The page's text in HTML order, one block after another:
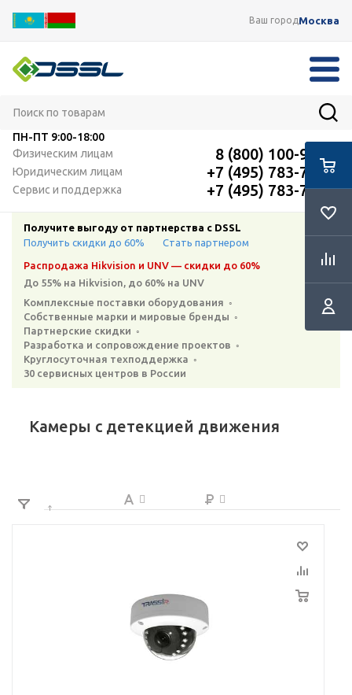
Ваш городМосква
ПН-ПТ 9:00-18:00
Физическим лицам
8 (800) 100-91-12
Юридическим лицам +7 (495) 783-72-87
Сервис и поддержка +7 (495) 783-72-87
Получите выгоду от партнерства с DSSL
Получить скидки до 60%
Стать партнером
Распродажа Hikvision и UNV — скидки до 60%
До 55% на Hikvision, до 60% на UNV
Комплексные поставки оборудования ◦
Собственные марки и мировые бренды ◦
Партнерские скидки ◦
Разработка и сопровождение проектов ◦
Круглосуточная техподдержка ◦
30 сервисных центров в России
Камеры с детекцией движения